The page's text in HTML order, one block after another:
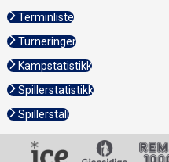
Terminliste
Turneringer
Kampstatistikk
Spillerstatistikk
Spillerstall